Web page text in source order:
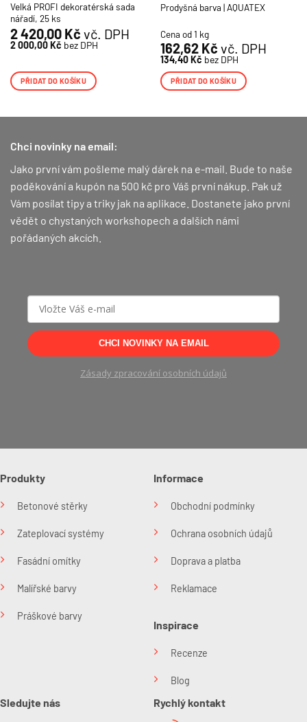
Velká PROFI dekoratérská sada
nářadí, 25 ks
2 420,00 Kč vč. DPH
2 000,00Kč bez DPH
PŘIDAT DO KOŠÍKU
Prodyšná barva | AQUATEX
Cena od 1 kg
162,62 Kč vč. DPH
134,40Kč bez DPH
PŘIDAT DO KOŠÍKU
Chci novinky na email:
Jako první vám pošleme malý dárek na e-mail. Bude to naše
poděkování a kupón na 500 kč pro Váš první nákup. Pak už
Vám posílat tipy a triky jak na aplikace. Dostanete jako první
vědět o chystaných workshopech a dalších námi
pořádaných akcích.
CHCI NOVINKY NA EMAIL
Zásady zpracování osobních údajů
Produkty
Betonové stěrky
Zateplovací systémy
Fasádní omítky
Malířské barvy
Práškové barvy
Informace
Obchodní podmínky
Ochrana osobních údajů
Doprava a platba
Reklamace
Inspirace
Recenze
Blog
Sledujte nás Rychlý kontakt